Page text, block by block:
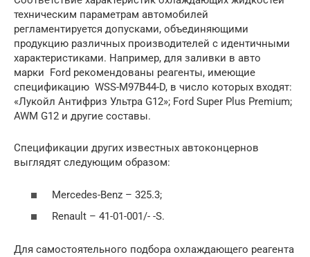
техническим параметрам автомобилей
регламентируется допусками, объединяющими
продукцию различных производителей с идентичными
характеристиками. Например, для заливки в авто
марки Ford рекомендованы реагенты, имеющие
спецификацию WSS-M97B44-D, в число которых входят:
«Лукойл Антифриз Ультра G12»; Ford Super Plus Premium;
AWM G12 и другие составы.
Спецификации других известных автоконцернов
выглядят следующим образом:
Mercedes-Benz – 325.3;
Renault – 41-01-001/- -S.
Для самостоятельного подбора охлаждающего реагента